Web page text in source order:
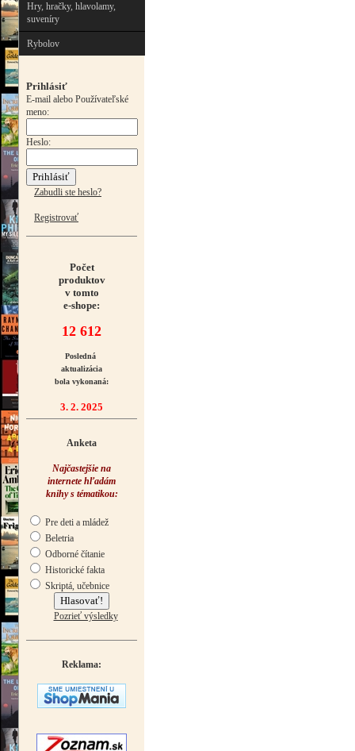
Hry, hračky, hlavolamy,
suveníry
Rybolov
Prihlásiť
E-mail alebo Používateľské
meno:
Heslo:
Zabudli ste heslo?
Registrovať
Počet
produktov
v tomto
e-shope:
12 612
Posledná
aktualizácia
bola vykonaná:
3. 2. 2025
Anketa
Najčastejšie na
internete hľadám
knihy s tématikou:
Pre deti a mládež
Beletria
Odborné čítanie
Historické fakta
Skriptá, učebnice
Pozrieť výsledky
Reklama: